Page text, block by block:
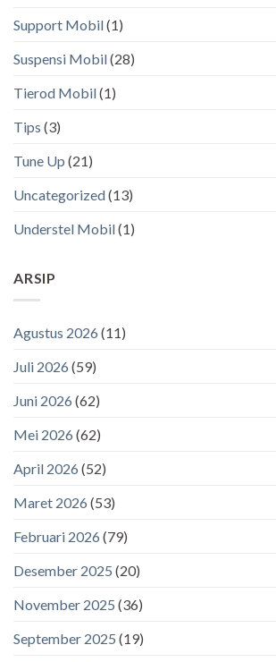
Support Mobil(1)
Suspensi Mobil(28)
Tierod Mobil(1)
Tips (3)
Tune Up (21)
Uncategorized(13)
Understel Mobil(1)
ARSIP
Agustus 2026 (11)
Juli 2026 (59)
Juni 2026 (62)
Mei 2026 (62)
April 2026 (52)
Maret 2026 (53)
Februari 2026 (79)
Desember 2025 (20)
November 2025 (36)
September 2025 (19)